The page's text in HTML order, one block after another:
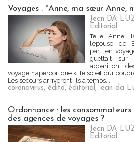
Voyages : "Anne, ma sœur Anne,
Jean DA
Editorial
Telle Anne,
l’épouse de
parti en
guettait sur
apparition
voyage n’aperçoit que « le soleil qui
Les secours arriveront-ils à temps...
coronavirus, édito, éditorial, jean da
Ordonnance : les
des agences de voyages ?
Jean DA
Editorial